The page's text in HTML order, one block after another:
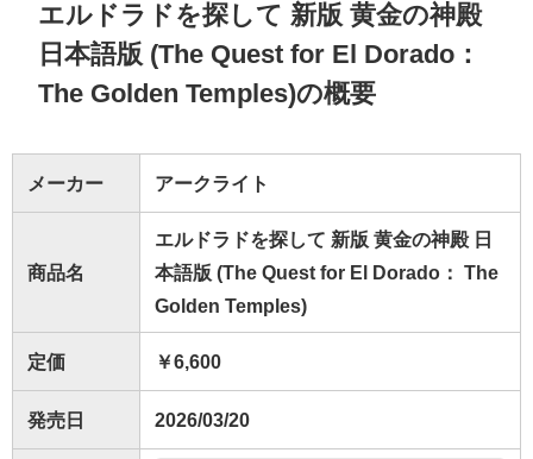
エルドラドを探して 新版 黄金の神殿
日本語版 (The Quest for El Dorado：
The Golden Temples)の概要
メーカー アークライト
商品名
エルドラドを探して 新版 黄金の神殿 日
本語版 (The Quest for El Dorado： The
Golden Temples)
定価 ￥6,600
発売日 2026/03/20